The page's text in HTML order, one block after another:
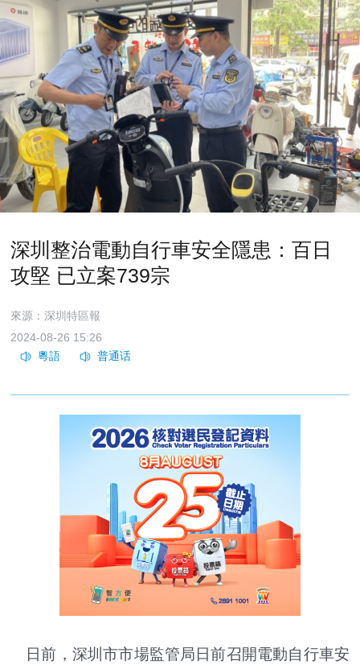
深圳整治電動自行車安全隱患：百日
攻堅 已立案739宗
來源：深圳特區報
2024-08-26 15:26
日前，深圳市市場監管局日前召開電動自行車安